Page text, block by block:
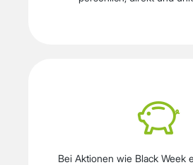
Bei Aktionen wie Black Week